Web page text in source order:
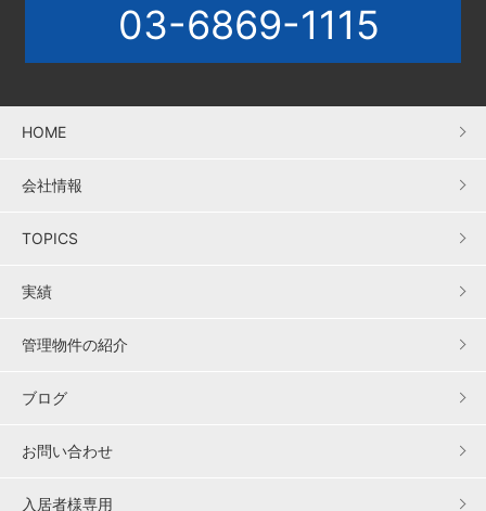
03-6869-1115
HOME
会社情報
TOPICS
実績
管理物件の紹介
ブログ
お問い合わせ
入居者様専用